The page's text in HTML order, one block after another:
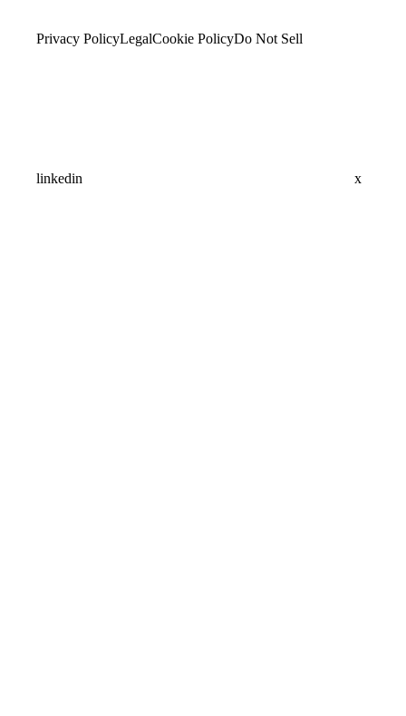
Privacy PolicyLegalCookie PolicyDo Not Sell
linkedin x